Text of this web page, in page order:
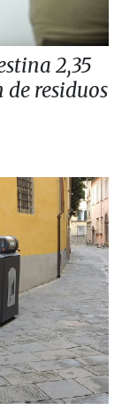
2,35
residuos